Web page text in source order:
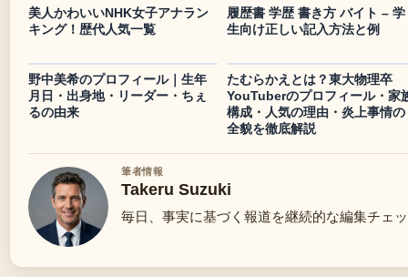
美人かわいいNHK女子アナラン
キング！歴代人気一覧
履歴書 学歴 書き方 バイト – 学
生向け正しい記入方法と例
野中美希のプロフィール｜生年
月日・出身地・リーダー・ちぇ
るの由来
たむらかえとは？東大物理卒
YouTuberのプロフィール・家
構成・人気の理由・炎上事情の
全貌を徹底解説
筆者情報
Takeru Suzuki
毎日、事実に基づく報道を継続的な編集チェ